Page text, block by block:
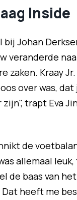
Inside
bij Johan
veranderde
zaken. Kraay
over was,
trapt Eva
de
allemaal
de baas van
Dat heeft me